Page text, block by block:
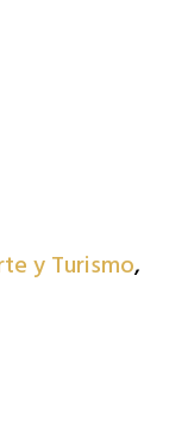
y Turismo,